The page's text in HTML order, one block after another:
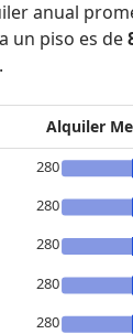
anual
un piso es de
Alquiler
280
280
280
280
280